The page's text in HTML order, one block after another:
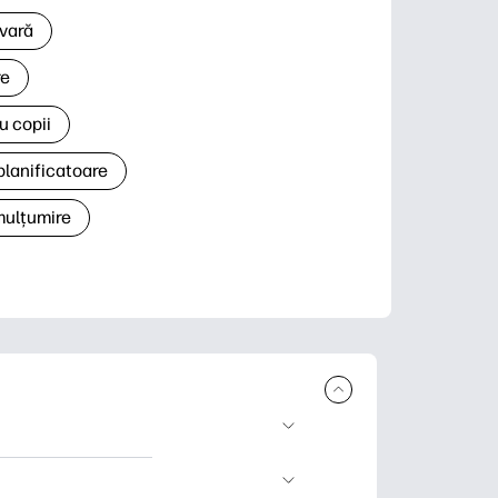
copii